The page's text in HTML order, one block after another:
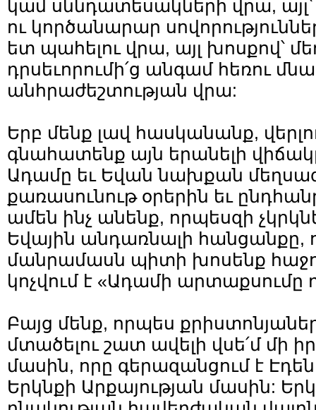
կամ սննդատեսակների վրա,
ու կործանարար
ետ պահելու վրա, այլ խոսքով՝
դրսեւորումի՛ց անգամ հեռու
անհրաժեշտության վրա:
Երբ մենք լավ հասկանանք,
գնահատենք այն երանելի
Ադամը եւ Եվան նախքան
քառասունութ օրերին եւ
ամեն ինչ անենք, որպեսզի
Եվային անդառնալի հանցանքը,
մանրամասն պիտի խոսենք
կոչվում է «Ադամի
Բայց մենք, որպես
մտածելու շատ ավելի վսե՛մ մի
մասին, որը գերազանցում է
Երկնքի Արքայության մասին: